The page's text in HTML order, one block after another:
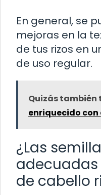
En general, se
mejoras en la
de tus rizos en
de uso regular.
Quizás también
enriquecido
¿Las
de cabello